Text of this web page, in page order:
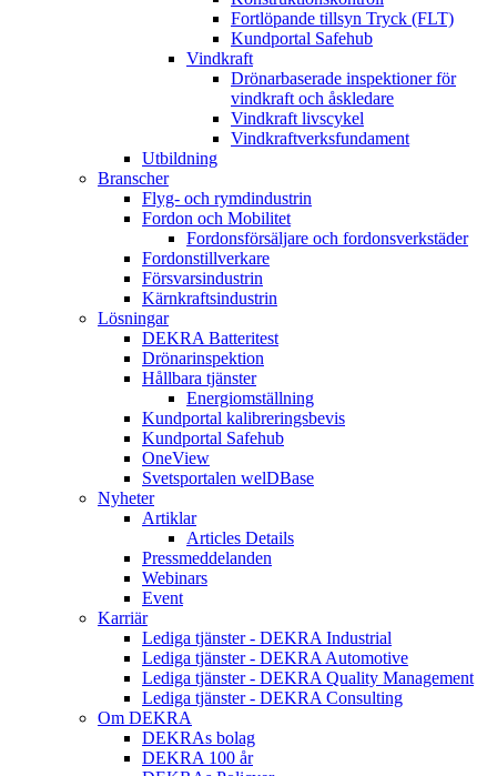
Fortlöpande tillsyn Tryck (FLT)
Kundportal Safehub
Vindkraft
Drönarbaserade inspektioner för
vindkraft och åskledare
Vindkraft livscykel
Vindkraftverksfundament
Utbildning
Branscher
Flyg- och rymdindustrin
Fordon och Mobilitet
Fordonsförsäljare och fordonsverkstäder
Fordonstillverkare
Försvarsindustrin
Kärnkraftsindustrin
Lösningar
DEKRA Batteritest
Drönarinspektion
Hållbara tjänster
Energiomställning
Kundportal kalibreringsbevis
Kundportal Safehub
OneView
Svetsportalen welDBase
Nyheter
Artiklar
Articles Details
Pressmeddelanden
Webinars
Event
Karriär
Lediga tjänster - DEKRA Industrial
Lediga tjänster - DEKRA Automotive
Lediga tjänster - DEKRA Quality Management
Lediga tjänster - DEKRA Consulting
Om DEKRA
DEKRAs bolag
DEKRA 100 år